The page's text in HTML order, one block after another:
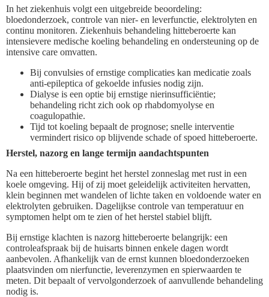
In het ziekenhuis volgt een uitgebreide beoordeling:
bloedonderzoek, controle van nier- en leverfunctie, elektrolyten en
continu monitoren. Ziekenhuis behandeling hitteberoerte kan
intensievere medische koeling behandeling en ondersteuning op de
intensive care omvatten.
Bij convulsies of ernstige complicaties kan medicatie zoals
anti-epileptica of gekoelde infusies nodig zijn.
Dialyse is een optie bij ernstige nierinsufficiëntie;
behandeling richt zich ook op rhabdomyolyse en
coagulopathie.
Tijd tot koeling bepaalt de prognose; snelle interventie
vermindert risico op blijvende schade of spoed hitteberoerte.
Herstel, nazorg en lange termijn aandachtspunten
Na een hitteberoerte begint het herstel zonneslag met rust in een
koele omgeving. Hij of zij moet geleidelijk activiteiten hervatten,
klein beginnen met wandelen of lichte taken en voldoende water en
elektrolyten gebruiken. Dagelijkse controle van temperatuur en
symptomen helpt om te zien of het herstel stabiel blijft.
Bij ernstige klachten is nazorg hitteberoerte belangrijk: een
controleafspraak bij de huisarts binnen enkele dagen wordt
aanbevolen. Afhankelijk van de ernst kunnen bloedonderzoeken
plaatsvinden om nierfunctie, leverenzymen en spierwaarden te
meten. Dit bepaalt of vervolgonderzoek of aanvullende behandeling
nodig is.